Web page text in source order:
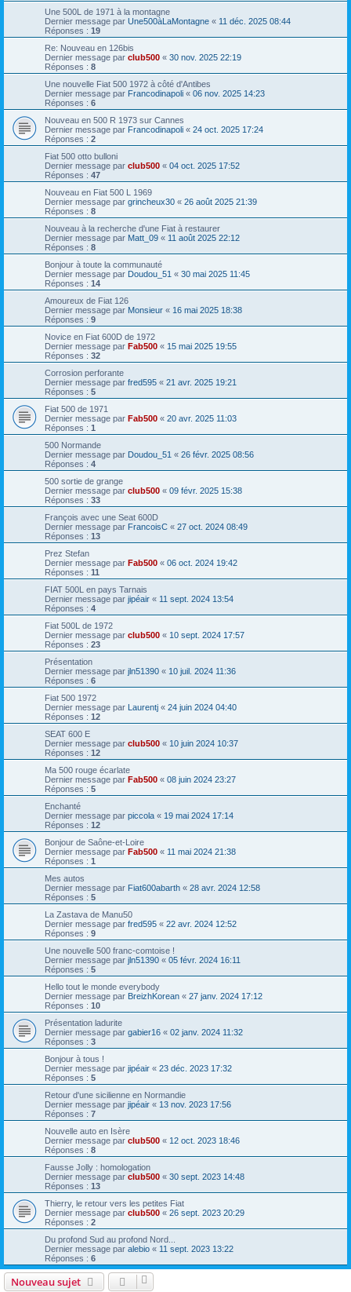
Une 500L de 1971 à la montagne
Dernier message par Une500àLaMontagne « 11 déc. 2025 08:44
Réponses : 19
Re: Nouveau en 126bis
Dernier message par club500 « 30 nov. 2025 22:19
Réponses : 8
Une nouvelle Fiat 500 1972 à côté d'Antibes
Dernier message par Francodinapoli « 06 nov. 2025 14:23
Réponses : 6
Nouveau en 500 R 1973 sur Cannes
Dernier message par Francodinapoli « 24 oct. 2025 17:24
Réponses : 2
Fiat 500 otto bulloni
Dernier message par club500 « 04 oct. 2025 17:52
Réponses : 47
Nouveau en Fiat 500 L 1969
Dernier message par grincheux30 « 26 août 2025 21:39
Réponses : 8
Nouveau à la recherche d'une Fiat à restaurer
Dernier message par Matt_09 « 11 août 2025 22:12
Réponses : 8
Bonjour à toute la communauté
Dernier message par Doudou_51 « 30 mai 2025 11:45
Réponses : 14
Amoureux de Fiat 126
Dernier message par Monsieur « 16 mai 2025 18:38
Réponses : 9
Novice en Fiat 600D de 1972
Dernier message par Fab500 « 15 mai 2025 19:55
Réponses : 32
Corrosion perforante
Dernier message par fred595 « 21 avr. 2025 19:21
Réponses : 5
Fiat 500 de 1971
Dernier message par Fab500 « 20 avr. 2025 11:03
Réponses : 1
500 Normande
Dernier message par Doudou_51 « 26 févr. 2025 08:56
Réponses : 4
500 sortie de grange
Dernier message par club500 « 09 févr. 2025 15:38
Réponses : 33
François avec une Seat 600D
Dernier message par FrancoisC « 27 oct. 2024 08:49
Réponses : 13
Prez Stefan
Dernier message par Fab500 « 06 oct. 2024 19:42
Réponses : 11
FIAT 500L en pays Tarnais
Dernier message par jipéair « 11 sept. 2024 13:54
Réponses : 4
Fiat 500L de 1972
Dernier message par club500 « 10 sept. 2024 17:57
Réponses : 23
Présentation
Dernier message par jln51390 « 10 juil. 2024 11:36
Réponses : 6
Fiat 500 1972
Dernier message par Laurentj « 24 juin 2024 04:40
Réponses : 12
SEAT 600 E
Dernier message par club500 « 10 juin 2024 10:37
Réponses : 12
Ma 500 rouge écarlate
Dernier message par Fab500 « 08 juin 2024 23:27
Réponses : 5
Enchanté
Dernier message par piccola « 19 mai 2024 17:14
Réponses : 12
Bonjour de Saône-et-Loire
Dernier message par Fab500 « 11 mai 2024 21:38
Réponses : 1
Mes autos
Dernier message par Fiat600abarth « 28 avr. 2024 12:58
Réponses : 5
La Zastava de Manu50
Dernier message par fred595 « 22 avr. 2024 12:52
Réponses : 9
Une nouvelle 500 franc-comtoise !
Dernier message par jln51390 « 05 févr. 2024 16:11
Réponses : 5
Hello tout le monde everybody
Dernier message par BreizhKorean « 27 janv. 2024 17:12
Réponses : 10
Présentation ladurite
Dernier message par gabier16 « 02 janv. 2024 11:32
Réponses : 3
Bonjour à tous !
Dernier message par jipéair « 23 déc. 2023 17:32
Réponses : 5
Retour d'une sicilienne en Normandie
Dernier message par jipéair « 13 nov. 2023 17:56
Réponses : 7
Nouvelle auto en Isère
Dernier message par club500 « 12 oct. 2023 18:46
Réponses : 8
Fausse Jolly : homologation
Dernier message par club500 « 30 sept. 2023 14:48
Réponses : 13
Thierry, le retour vers les petites Fiat
Dernier message par club500 « 26 sept. 2023 20:29
Réponses : 2
Du profond Sud au profond Nord...
Dernier message par alebio « 11 sept. 2023 13:22
Réponses : 6
Nouveau sujet